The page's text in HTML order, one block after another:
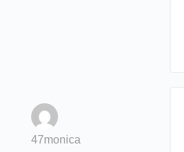
47monica